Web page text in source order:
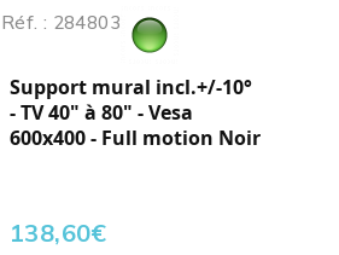
Réf. : 284803
Support mural incl.+/-10°
- TV 40" à 80" - Vesa
600x400 - Full motion Noir
138,60€